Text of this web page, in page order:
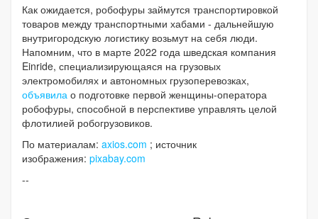
Как ожидается, робофуры займутся транспортировкой
товаров между транспортными хабами - дальнейшую
внутригородскую логистику возьмут на себя люди.
Напомним, что в марте 2022 года шведская компания
Einride, специализирующаяся на грузовых
электромобилях и автономных грузоперевозках,
объявила о подготовке первой женщины-оператора
робофуры, способной в перспективе управлять целой
флотилией робогрузовиков.
По материалам: axios.com ; источник
изображения: pixabay.com
--